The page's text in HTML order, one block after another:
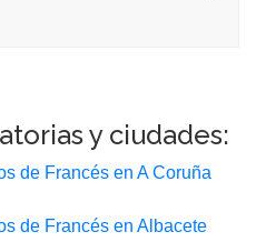
y ciudades:
de Francés en A Coruña
de Francés en Albacete